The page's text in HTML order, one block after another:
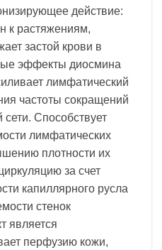
действие:
к растяжениям,
застой крови в
эффекты диосмина
лимфатический
частоты сокращений
Способствует
лимфатических
плотности их
за счет
капиллярного русла
стенок
является
перфузию кожи,